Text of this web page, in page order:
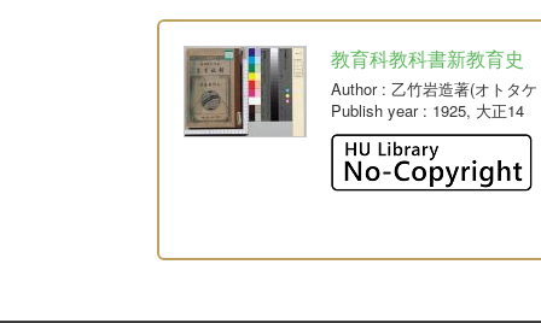
教育科教科書新教育史
Author: 乙竹岩造著(オトタ
Publish year: 1925, 大正14